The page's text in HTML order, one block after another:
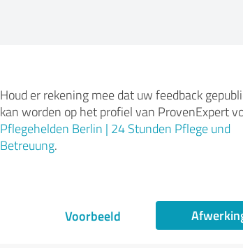
Houd er rekening mee dat uw feedback
kan worden op het profiel van ProvenExpert
Pflegehelden Berlin | 24 Stunden Pflege und
Betreuung.
Voorbeeld